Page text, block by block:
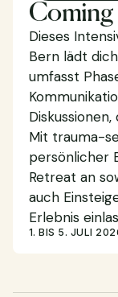
Coming
Dieses
Bern lädt
umfasst
Mit trauma-
persönlicher
Retreat an
auch
Erlebnis
1. BIS 5. JULI